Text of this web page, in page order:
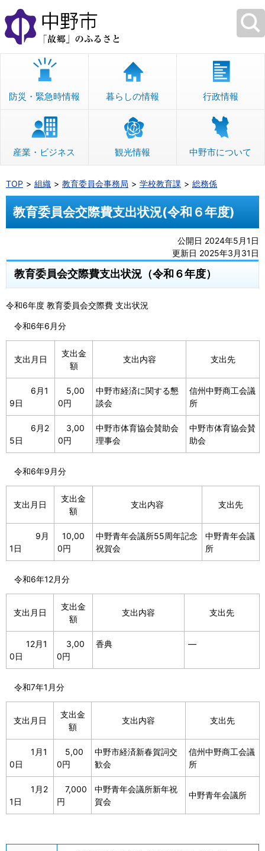
本
文
へ
移
防災・緊急時情報 暮らしの情報 行政情報
産業・ビジネス 観光情報 中野市について
TOP 組織 教育委員会事務局 学校教育課 総務係
教育委員会交際費支出状況(令和６年度)
公開日 2024年5月1日
更新日 2025年3月31日
教育委員会交際費支出状況（令和６年度）
令和6年度 教育委員会交際費 支出状況
令和6年6月分
支出月日
支出金
額
支出内容 支出先
6月1
9日
5,00
0円
中野市経済に関する懇
談会
信州中野商工会議
所
6月2
5日
3,00
0円
中野市体育協会賛助会
理事会
中野市体育協会賛
助会
令和6年9月分
支出月日
支出金
額
支出内容 支出先
9月
1日
10,00
0円
中野青年会議所55周年記念
祝賀会
中野青年会議
所
令和6年12月分
支出月日
支出金
額
支出内容 支出先
12月1
0日
3,00
0円
香典 ―
令和7年1月分
支出月日
支出金
額
支出内容 支出先
1月1
0日
5,00
0円
中野市経済新春賀詞交
歓会
信州中野商工会議
所
1月2
1日
7,000
円
中野青年会議所新年祝
賀会
中野青年会議所